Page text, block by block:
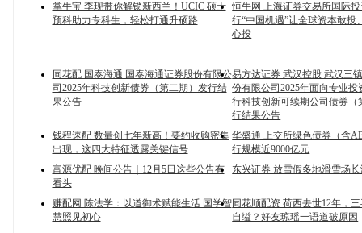
掌牛宝 李现带你解锁新西兰！UCIC 硕士
预科助力专科生，轻松打通升硕路
恒牛网 上海证券交易所国际
行“中国机遇”让全球资本敢投
心投
同花配 国泰海通 国泰海通证券股份有限公
司2025年科技创新债券（第二期）发行结
果公告
易方达证券 武汉控股 武汉三
份有限公司2025年面向专业投
行科技创新可续期公司债券（
行结果公告
钱程速配 数量创七年新高！要约收购密集
出现，这四大特征透露关键信号
华盛通 上交所绿色债券（含
行规模近9000亿元
富源优配 晚间公告｜12月5日这些公告有
看头
东兴证券 放雪假多地滑雪场
赚配网 陈法学：以道御术赋能生活 国学智
慧照见初心
同花顺配资 荷西去世12年，
自缢？好友琼瑶一语道破原因